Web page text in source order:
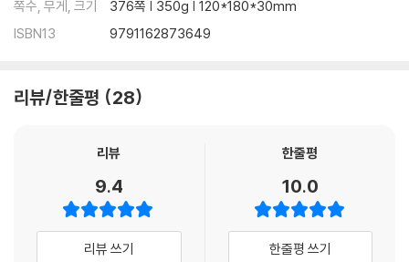
쪽수, 무게, 크기
376쪽 | 350g | 120*180*30mm
ISBN13
9791162873649
리뷰/한줄평 28
리뷰
9.4
리뷰 쓰기
한줄평
10.0
한줄평 쓰기